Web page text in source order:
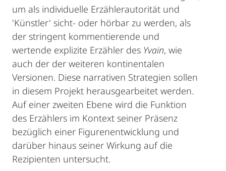
um als individuelle Erzählerautorität und
'Künstler' sicht- oder hörbar zu werden, als
der stringent kommentierende und
wertende explizite Erzähler des Yvain, wie
auch der der weiteren kontinentalen
Versionen. Diese narrativen Strategien sollen
in diesem Projekt herausgearbeitet werden.
Auf einer zweiten Ebene wird die Funktion
des Erzählers im Kontext seiner Präsenz
bezüglich einer Figurenentwicklung und
darüber hinaus seiner Wirkung auf die
Rezipienten untersucht.